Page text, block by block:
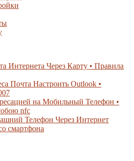
Интернета Через Карту • Правила
Почта Настроить Outlook •
на Мобильный Телефон •
nfc
Телефон Через Интернет
смартфона